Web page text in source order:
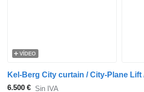
VÍDEO
Kel-Berg City curtain / City-Plane Lift
6.500 € Sin IVA